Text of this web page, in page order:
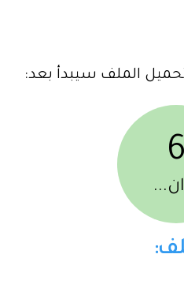
تحميل الملف سيبدأ بعد:
6